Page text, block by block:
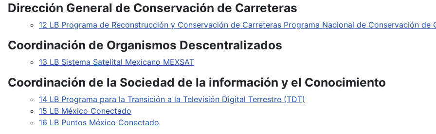
Dirección General de Conservación de Carreteras
12 LB Programa de Reconstrucción y Conservación de Carreteras Programa Nacional de Conservación de
Coordinación de Organismos Descentralizados
13 LB Sistema Satelital Mexicano MEXSAT
Coordinación de la Sociedad de la información y el Conocimiento
14 LB Programa para la Transición a la Televisión Digital Terrestre (TDT)
15 LB México Conectado
16 LB Puntos México Conectado